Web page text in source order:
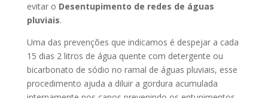
evitar o Desentupimento de redes de águas
pluviais.
Uma das prevenções que indicamos é despejar a cada
15 dias 2 litros de água quente com detergente ou
bicarbonato de sódio no ramal de águas pluviais, esse
procedimento ajuda a diluir a gordura acumulada